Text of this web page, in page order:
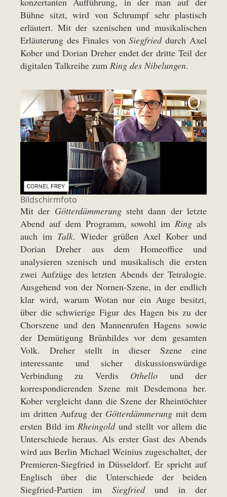
Bühne sitzt, wird von Schrumpf sehr plastisch
erläutert. Mit der szenischen und musikalischen
Erläuterung des Finales vonSiegfrieddurch Axel
Kober und Dorian Dreher endet der dritte Teil der
digitalen Talkreihe zum Ring des Nibelungen.
Bildschirmfoto
Mit der Götterdämmerungsteht dann der letzte
Abend auf dem Programm, sowohl imRing als
auch im Talk. Wieder grüßen Axel Kober und
Dorian Dreher aus dem Homeoffice und
analysieren szenisch und musikalisch die ersten
zwei Aufzüge des letzten Abends der Tetralogie.
Ausgehend von der Nornen-Szene, in der endlich
klar wird, warum Wotan nur ein Auge besitzt,
über die schwierige Figur des Hagen bis zu der
Chorszene und den Mannenrufen Hagens sowie
der Demütigung Brünhildes vor dem gesamten
Volk. Dreher stellt in dieser Szene eine
interessante und sicher diskussionswürdige
Verbindung zu Verdis Othello und der
korrespondierenden Szene mit Desdemona her.
Kober vergleicht dann die Szene der Rheintöchter
im dritten Aufzug der Götterdämmerung mit dem
ersten Bild imRheingold und stellt vor allem die
Unterschiede heraus. Als erster Gast des Abends
wird aus Berlin Michael Weinius zugeschaltet, der
Premieren-Siegfried in Düsseldorf. Er spricht auf
Englisch über die Unterschiede der beiden
Siegfried-Partien im Siegfriedund in der